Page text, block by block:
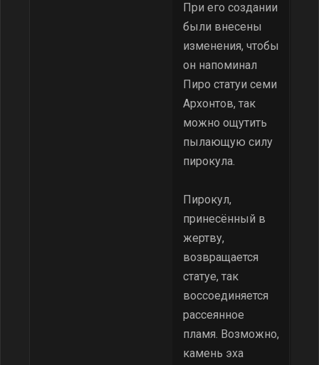
При его создании
были внесены
изменения, чтобы
он напоминал
Пиро статуи семи
Архонтов, так
можно ощутить
пылающую силу
пирокула.
Пирокул,
принесённый в
жертву,
возвращается
статуе, так
воссоединяется
рассеянное
пламя. Возможно,
камень эха